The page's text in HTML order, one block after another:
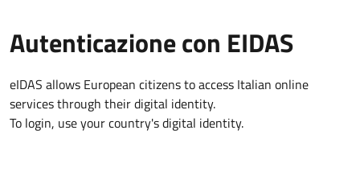
Autenticazione con EIDAS
eIDAS allows European citizens to access Italian online
services through their digital identity.
To login, use your country's digital identity.